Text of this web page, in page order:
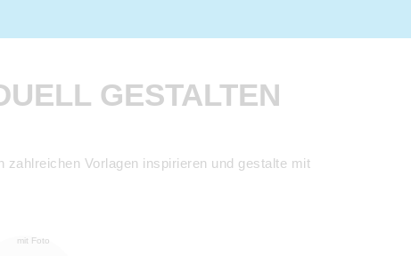
GESTALTEN
Vorlagen inspirieren und gestalte mit